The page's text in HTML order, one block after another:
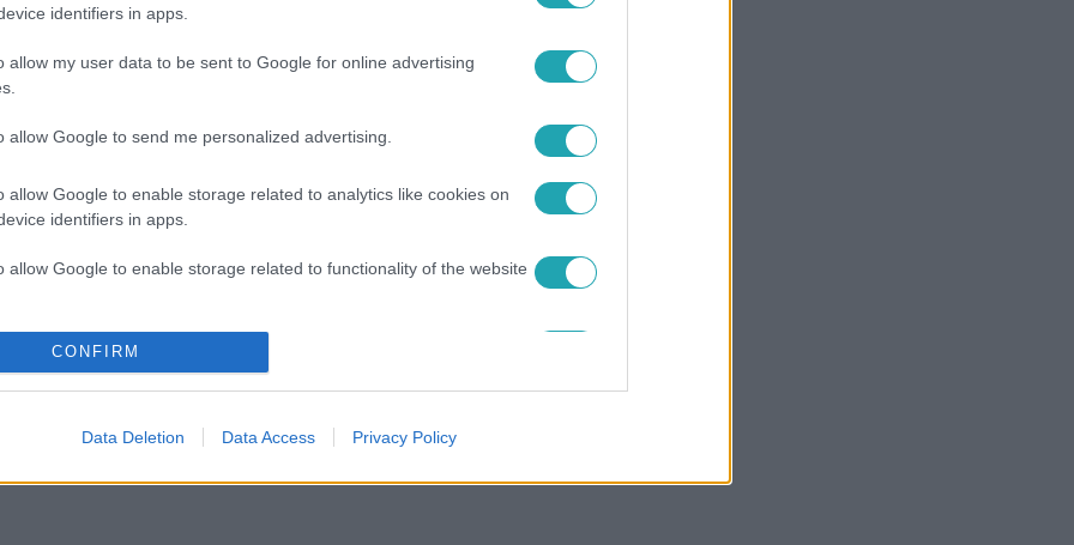
identifiers in apps.
allow my user data to be sent to Google for online advertising
allow Google to send me personalized advertising.
allow Google to enable storage related to analytics like cookies on
identifiers in apps.
allow Google to enable storage related to functionality of the website
allow Google to enable storage related to personalization.
functionality and fraud prevention, and other user protection.
CONFIRM
Data Deletion Data Access Privacy Policy
legyen a Google-találatokban!
NÖVÉNYEK #ÍRISZ #KERTGONDOZÁS